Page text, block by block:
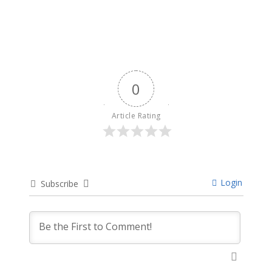
0
Article Rating
Subscribe Login